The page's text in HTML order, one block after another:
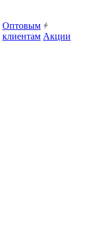
Оптовым
клиентам Акции